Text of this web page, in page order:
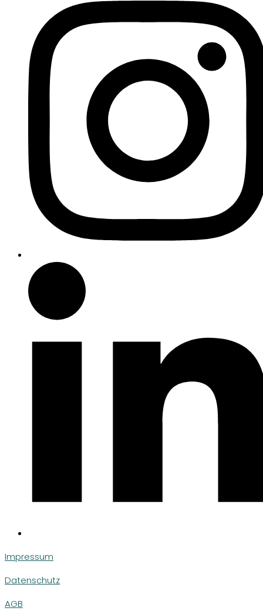
Impressum
Datenschutz
AGB